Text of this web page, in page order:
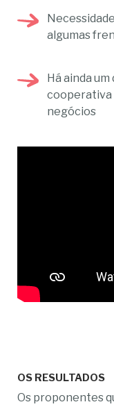
algumas
Há ainda
cooperativa
negócios
OS RESULTADOS
Os proponentes